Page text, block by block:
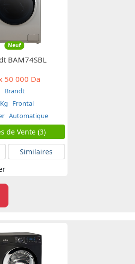
Neuf
BAM74SBL
50 000 Da
Brandt
Frontal
Automatique
de Vente (3)
Similaires